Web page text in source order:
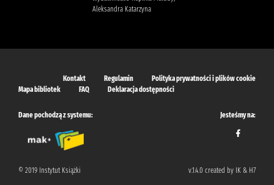
Aleksandra Katarzyna
Kontakt Regulamin
Polityka prywatności i plików cookie
Mapa bibliotek
FAQ Deklaracja dostępności
Dane pochodzą z systemu: Jesteśmy na:
© 2019 Instytut Książki v.1.4.0 created by IK & H7